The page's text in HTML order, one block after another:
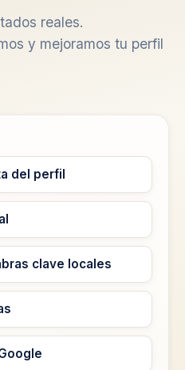
reales.
y mejoramos tu perfil
del perfil
clave locales